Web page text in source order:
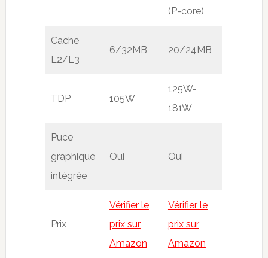
(P-core)
Cache
L2/L3
6/32MB 20/24MB
TDP 105W
125W-
181W
Puce
graphique
intégrée
Oui Oui
Prix
Vérifier le
prix sur
Amazon
Vérifier le
prix sur
Amazon